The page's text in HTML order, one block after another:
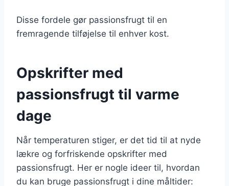
Disse fordele gør passionsfrugt til en
fremragende tilføjelse til enhver kost.
Opskrifter med
passionsfrugt til varme
dage
Når temperaturen stiger, er det tid til at nyde
lækre og forfriskende opskrifter med
passionsfrugt. Her er nogle ideer til, hvordan
du kan bruge passionsfrugt i dine måltider: